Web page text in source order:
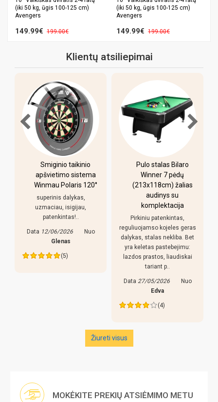
(iki 50 kg, ūgis 100-125 cm)
Avengers
149.99€ 199.00€
(iki 50 kg, ūgis 100-125 cm)
Avengers
149.99€ 199.00€
Klientų atsiliepimai
Smiginio taikinio
apšvietimo sistema
Winmau Polaris 120°
superinis dalykas,
uzmaciau, isigijau,
patenkintas!..
Data 12/06/2026
Nuo
Glenas
(5)
Pulo stalas Bilaro
Winner 7 pėdų
(213x118cm) žalias
audinys su
komplektacija
Pirkiniu patenkintas,
reguliuojamso kojeles geras
dalykas, stalas nekliba. Bet
yra keletas pastebejimu:
lazdos prastos, liaudiskai
tariant p..
Data 27/05/2026
Nuo
Edva
(4)
Žiureti visus
MOKĖKITE PREKIŲ ATSIĖMIMO METU